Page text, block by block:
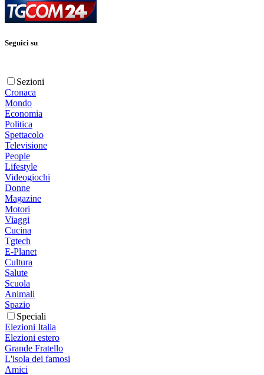
Seguici su
Sezioni
Cronaca
Mondo
Economia
Politica
Spettacolo
Televisione
People
Lifestyle
Videogiochi
Donne
Magazine
Motori
Viaggi
Cucina
Tgtech
E-Planet
Cultura
Salute
Scuola
Animali
Spazio
Speciali
Elezioni Italia
Elezioni estero
Grande Fratello
L'isola dei famosi
Amici